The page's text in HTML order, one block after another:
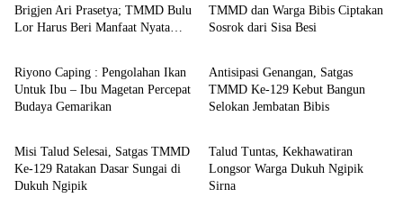
Brigjen Ari Prasetya; TMMD Bulu
Lor Harus Beri Manfaat Nyata
TMMD dan Warga Bibis Ciptakan
Sosrok dari Sisa Besi
Serba-Serbi
Riyono Caping : Pengolahan Ikan
Untuk Ibu – Ibu Magetan Percepat
Budaya Gemarikan
Serba-Serbi
Antisipasi Genangan, Satgas
TMMD Ke-129 Kebut Bangun
Selokan Jembatan Bibis
Serba-Serbi
Misi Talud Selesai, Satgas TMMD
Ke-129 Ratakan Dasar Sungai di
Dukuh Ngipik
Serba-Serbi
Talud Tuntas, Kekhawatiran
Longsor Warga Dukuh Ngipik
Sirna